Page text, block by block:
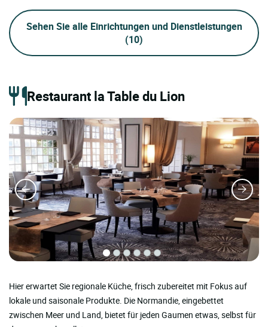
Sehen Sie alle Einrichtungen und Dienstleistungen
(10)
Restaurant la Table du Lion
Hier erwartet Sie regionale Küche, frisch zubereitet mit Fokus auf
lokale und saisonale Produkte. Die Normandie, eingebettet
zwischen Meer und Land, bietet für jeden Gaumen etwas, selbst für